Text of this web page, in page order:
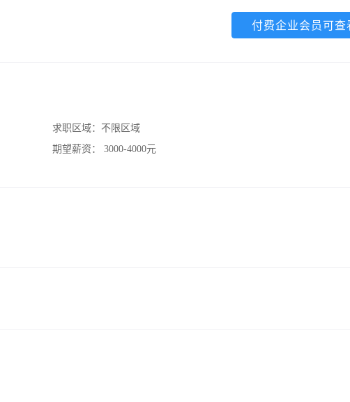
付费企业会员可查
求职区域： 不限区域
期望薪资：
3000-4000元